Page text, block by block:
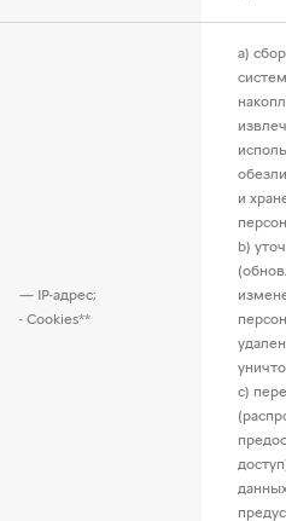
— IP-адрес;
- Cookies**
a)
и
b)
c)